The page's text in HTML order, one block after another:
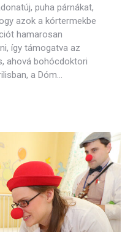
puha párnákat,
azok a kórtermekbe
hamarosan
így támogatva az
ahová bohócdoktori
a Dóm…